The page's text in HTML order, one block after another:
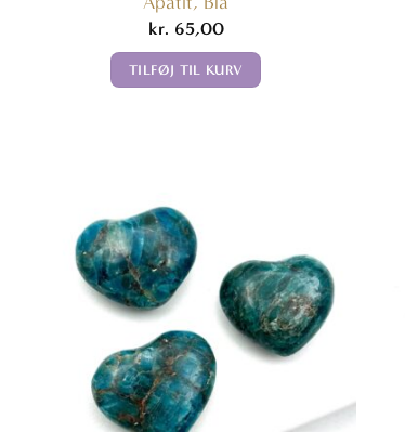
kr. 65,00
TILFØJ TIL KURV